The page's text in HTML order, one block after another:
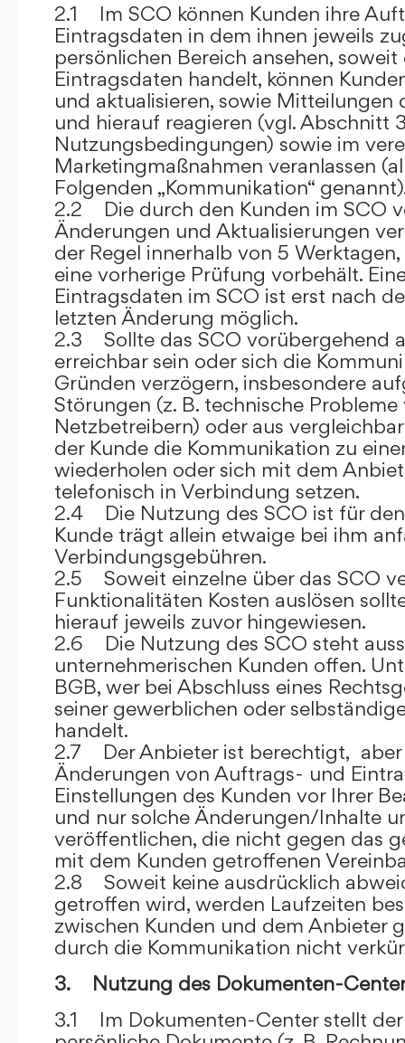
2.1 Im SCO können Kunden ihre
Eintragsdaten in dem ihnen jeweils
persönlichen Bereich ansehen,
Eintragsdaten handelt, können
und aktualisieren, sowie Mitteilungen
und hierauf reagieren (vgl. Abschnitt
Nutzungsbedingungen) sowie im
Marketingmaßnahmen veranlassen
Folgenden „Kommunikation“
2.2 Die durch den Kunden im SCO
Änderungen und Aktualisierungen
der Regel innerhalb von 5
eine vorherige Prüfung vorbehält.
Eintragsdaten im SCO ist erst nach
letzten Änderung möglich.
2.3 Sollte das SCO vorübergehend
erreichbar sein oder sich die
Gründen verzögern, insbesondere
Störungen (z. B. technische
Netzbetreibern) oder aus
der Kunde die Kommunikation zu
wiederholen oder sich mit dem
telefonisch in Verbindung setzen.
2.4 Die Nutzung des SCO ist für den
Kunde trägt allein etwaige bei ihm
Verbindungsgebühren.
2.5 Soweit einzelne über das SCO
Funktionalitäten Kosten auslösen
hierauf jeweils zuvor hingewiesen.
2.6 Die Nutzung des SCO steht
unternehmerischen Kunden offen.
BGB, wer bei Abschluss eines
seiner gewerblichen oder
handelt.
2.7 Der Anbieter ist berechtigt,
Änderungen von Auftrags- und
Einstellungen des Kunden vor Ihrer
und nur solche Änderungen/Inhalte
veröffentlichen, die nicht gegen das
mit dem Kunden getroffenen
2.8 Soweit keine ausdrücklich
getroffen wird, werden Laufzeiten
zwischen Kunden und dem Anbieter
durch die Kommunikation nicht
3. Nutzung des Dokumenten-
3.1 Im Dokumenten-Center stellt